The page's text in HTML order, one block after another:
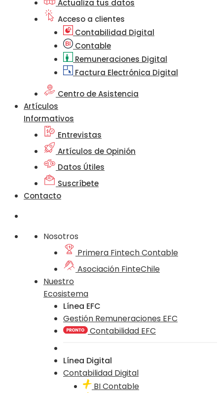
Actualiza tus datos
Acceso a clientes
Contabilidad Digital
Contable
Remuneraciones Digital
Factura Electrónica Digital
Centro de Asistencia
Artículos
Informativos
Entrevistas
Artículos de Opinión
Datos Útiles
Suscríbete
Contacto
Nosotros
Primera Fintech Contable
Asociación FinteChile
Nuestro
Ecosistema
Línea EFC
Gestión Remuneraciones EFC
Contabilidad EFC
Línea Digital
Contabilidad Digital
BI Contable